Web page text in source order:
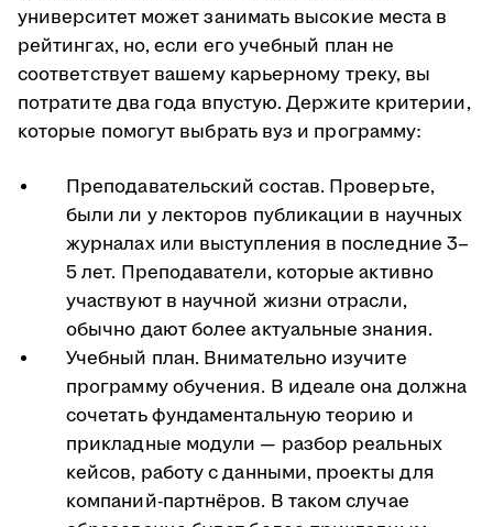
университет может занимать высокие места в
рейтингах, но, если его учебный план не
соответствует вашему карьерному треку, вы
потратите два года впустую. Держите критерии,
которые помогут выбрать вуз и программу:
Преподавательский состав. Проверьте,
были ли у лекторов публикации в научных
журналах или выступления в последние 3–
5 лет. Преподаватели, которые активно
участвуют в научной жизни отрасли,
обычно дают более актуальные знания.
Учебный план. Внимательно изучите
программу обучения. В идеале она должна
сочетать фундаментальную теорию и
прикладные модули — разбор реальных
кейсов, работу с данными, проекты для
компаний-партнёров. В таком случае